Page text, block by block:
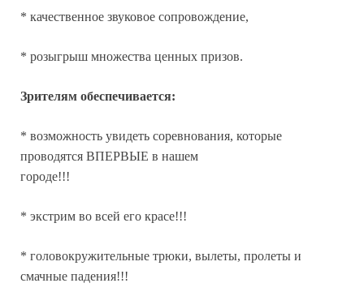
* качественное звуковое сопровождение,
* розыгрыш множества ценных призов.
Зрителям обеспечивается:
* возможность увидеть соревнования, которые
проводятся ВПЕРВЫЕ в нашем
городе!!!
* экстрим во всей его красе!!!
* головокружительные трюки, вылеты, пролеты и
смачные падения!!!